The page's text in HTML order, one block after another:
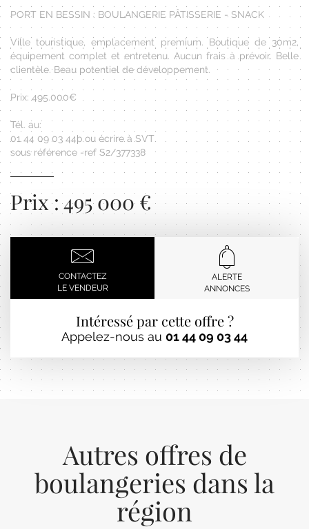
PORT EN BESSIN : BOULANGERIE PÂTISSERIE - SNACK
Ville touristique, emplacement premium. Boutique de 30m2,
équipement complet et entretenu. Aucun frais à prévoir. Belle
clientèle. Beau potentiel de développement.
Prix: 495.000€
Tél. au:
01 44 09 03 44þ ou écrire à SVT
sous référence -ref S2/377338
Prix : 495 000 €
CONTACTEZ
LE VENDEUR
ALERTE
ANNONCES
Intéressé par cette offre ?
Appelez-nous au 01 44 09 03 44
Autres offres de
boulangeries dans la
région